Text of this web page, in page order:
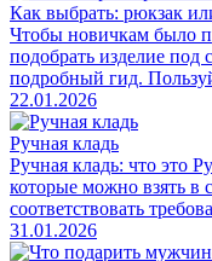
Как выбрать: рюкзак
Чтобы новичкам было
подобрать изделие под
подробный гид.
22.01.2026
Ручная кладь
Ручная кладь: что это
которые можно взять в
соответствовать
31.01.2026